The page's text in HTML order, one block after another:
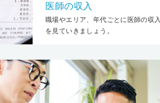
医師の収入
職場やエリア、年代ごとに医師の収入
を見ていきましょう。